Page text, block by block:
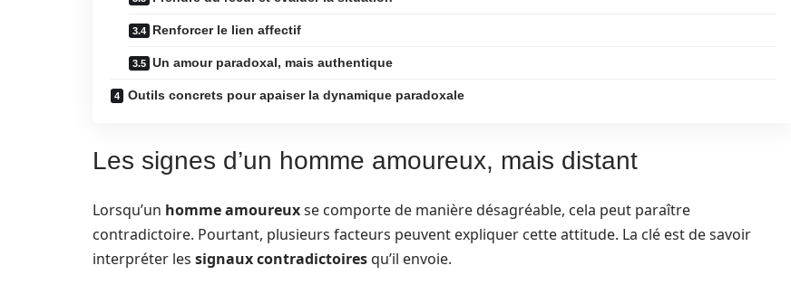
Renforcer le lien affectif
Un amour paradoxal, mais authentique
Outils concrets pour apaiser la dynamique paradoxale
Les signes d’un homme amoureux, mais distant
Lorsqu’un homme amoureuxse comporte de manière désagréable, cela peut paraître
contradictoire. Pourtant, plusieurs facteurs peuvent expliquer cette attitude. La clé est de savoir
interpréter les signaux contradictoiresqu’il envoie.